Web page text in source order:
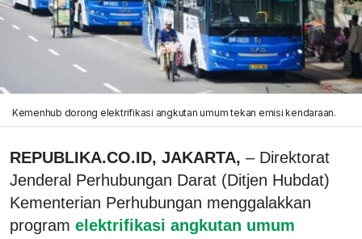
Kemenhub dorong elektrifikasi angkutan umum tekan emisi kendaraan.
REPUBLIKA.CO.ID, JAKARTA, – Direktorat
Jenderal Perhubungan Darat (Ditjen Hubdat)
Kementerian Perhubungan menggalakkan
program elektrifikasi angkutan umum